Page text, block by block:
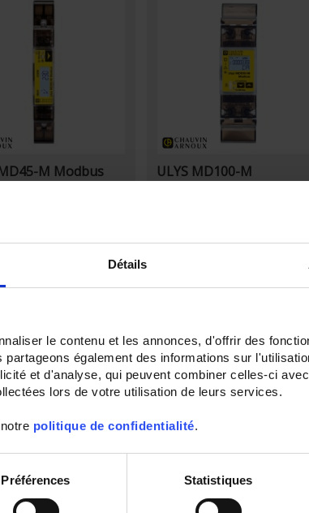
Détails
le contenu et les annonces, d'offrir des
également des informations sur
et d'analyse, qui peuvent combiner celles-ci
lors de votre utilisation de leurs services.
politique de confidentialité.
Préférences Statistiques
M Modbus ULYS MD100-M